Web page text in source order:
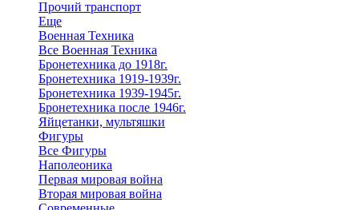
Прочий транспорт
Еще
Военная Техника
Все Военная Техника
Бронетехника до 1918г.
Бронетехника 1919-1939г.
Бронетехника 1939-1945г.
Бронетехника после 1946г.
Яйцетанки, мультяшки
Фигуры
Все Фигуры
Наполеоника
Первая мировая война
Вторая мировая война